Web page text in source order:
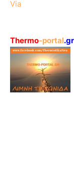
Via
Thermo-portal.gr